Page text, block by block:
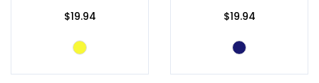
$19.94 $19.94